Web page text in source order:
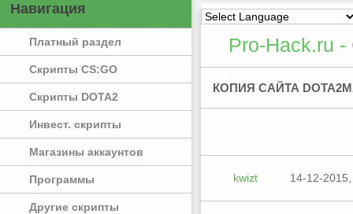
Навигация
Платный раздел
Скрипты CS:GO
Скрипты DOTA2
Инвест. скрипты
Магазины аккаунтов
Программы
Другие скрипты
Pro-Hack.ru
КОПИЯ САЙТА
kwizt 14-12-